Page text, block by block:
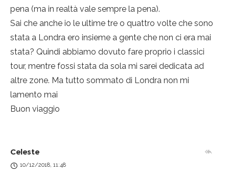
pena (ma in realtà vale sempre la pena).
Sai che anche io le ultime tre o quattro volte che sono
stata a Londra ero insieme a gente che non ci era mai
stata? Quindi abbiamo dovuto fare proprio i classici
tour, mentre fossi stata da sola mi sarei dedicata ad
altre zone. Ma tutto sommato di Londra non mi
lamento mai
Buon viaggio
Celeste
10/12/2018, 11:48